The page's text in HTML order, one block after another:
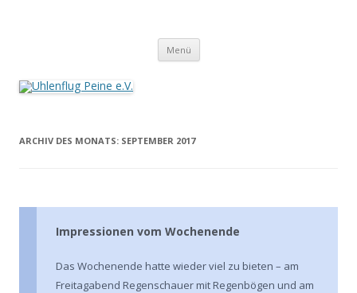
Menü
ARCHIV DES MONATS: SEPTEMBER 2017
Impressionen vom Wochenende
Das Wochenende hatte wieder viel zu bieten – am
Freitagabend Regenschauer mit Regenbögen und am